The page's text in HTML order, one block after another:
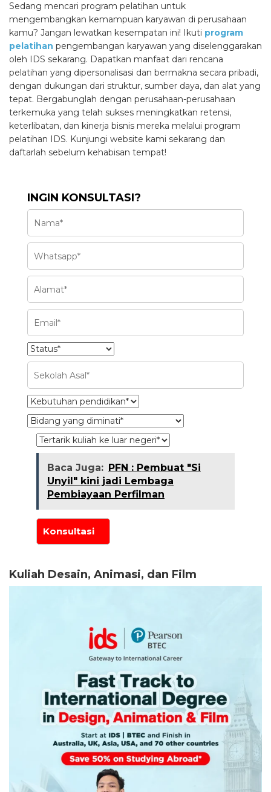
Sedang mencari program pelatihan untuk
mengembangkan kemampuan karyawan di perusahaan
kamu? Jangan lewatkan kesempatan ini! Ikuti program
pelatihan pengembangan karyawan yang diselenggarakan
oleh IDS sekarang. Dapatkan manfaat dari rencana
pelatihan yang dipersonalisasi dan bermakna secara pribadi,
dengan dukungan dari struktur, sumber daya, dan alat yang
tepat. Bergabunglah dengan perusahaan-perusahaan
terkemuka yang telah sukses meningkatkan retensi,
keterlibatan, dan kinerja bisnis mereka melalui program
pelatihan IDS. Kunjungi website kami sekarang dan
daftarlah sebelum kehabisan tempat!
INGIN KONSULTASI?
Baca Juga: PFN : Pembuat "Si
Unyil" kini jadi Lembaga
Pembiayaan Perfilman
Kuliah Desain, Animasi, dan Film